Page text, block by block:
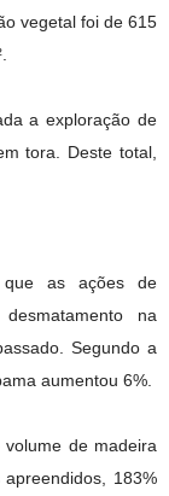
vegetal foi de 615
a exploração de
tora. Deste total,
que as ações de
na
Segundo a
aumentou 6%.
de madeira
183%